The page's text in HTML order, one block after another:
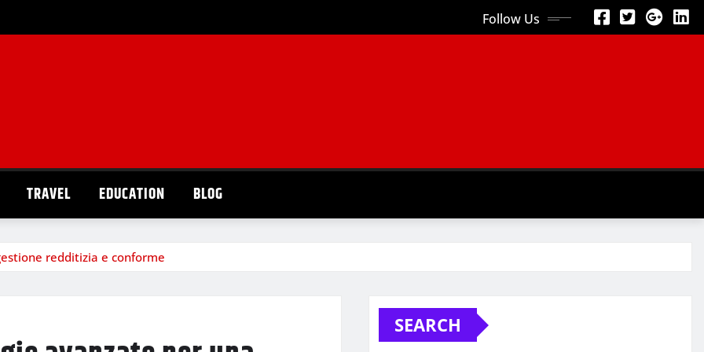
Follow Us
TRAVEL EDUCATION BLOG
redditizia e conforme
SEARCH